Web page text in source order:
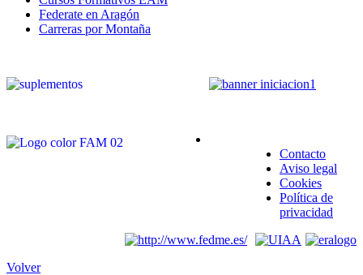
Federate en Aragón
Carreras por Montaña
Contacto
Aviso legal
Cookies
Política de
privacidad
Volver